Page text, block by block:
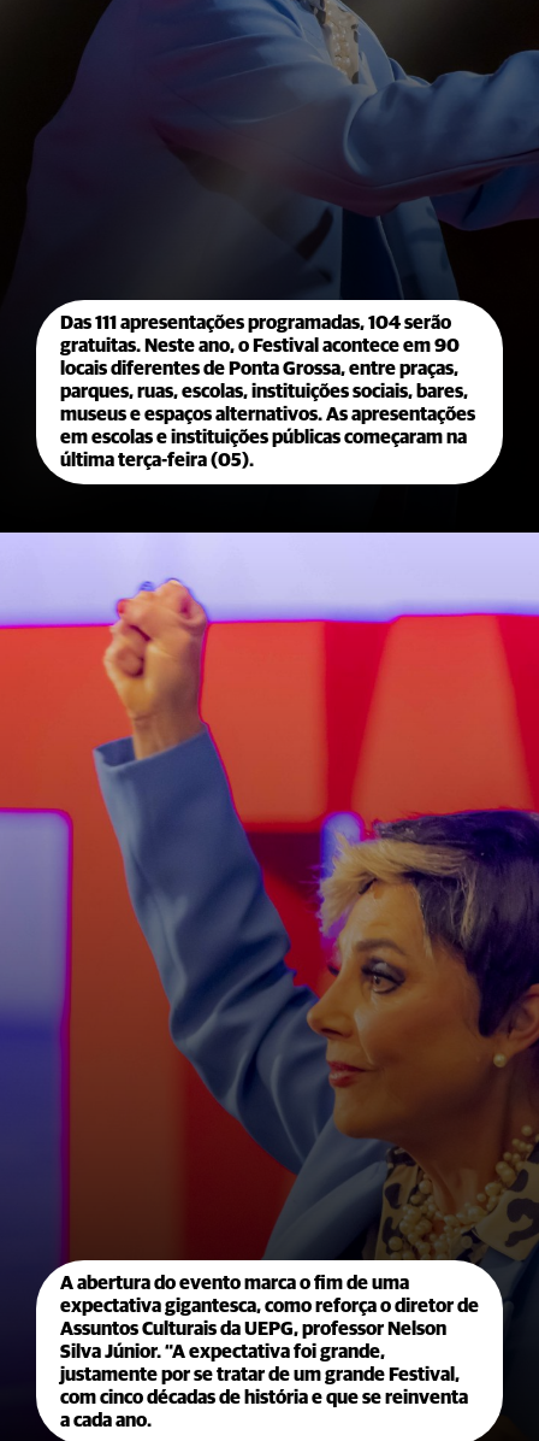
Das 111 apresentações programadas, 104 serão
gratuitas. Neste ano, o Festival acontece em 90
locais diferentes de Ponta Grossa, entre praças,
parques, ruas, escolas, instituições sociais, bares,
museus e espaços alternativos. As apresentações
em escolas e instituições públicas começaram na
última terça-feira (05).
A abertura do evento marca o fim de uma
expectativa gigantesca, como reforça o diretor de
Assuntos Culturais da UEPG, professor Nelson
Silva Júnior. “A expectativa foi grande,
justamente por se tratar de um grande Festival,
com cinco décadas de história e que se reinventa
a cada ano.